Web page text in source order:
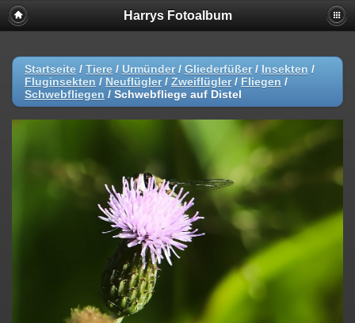
Harrys Fotoalbum
Startseite / Tiere / Urmünder/ Gliederfüßer/ Insekten /
Fluginsekten / Neuflügler/ Zweiflügler/ Fliegen /
Schwebfliegen / Schwebfliege auf Distel